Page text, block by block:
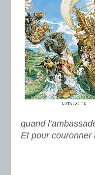
quand
Et pour couronner